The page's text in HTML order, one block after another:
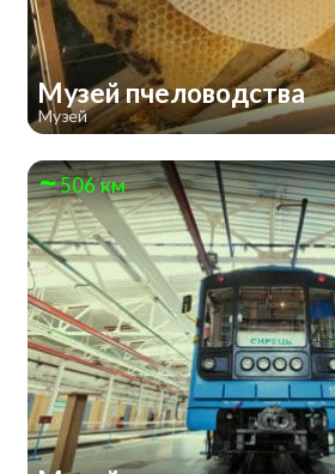
Музей пчеловодства
Музей
506 км